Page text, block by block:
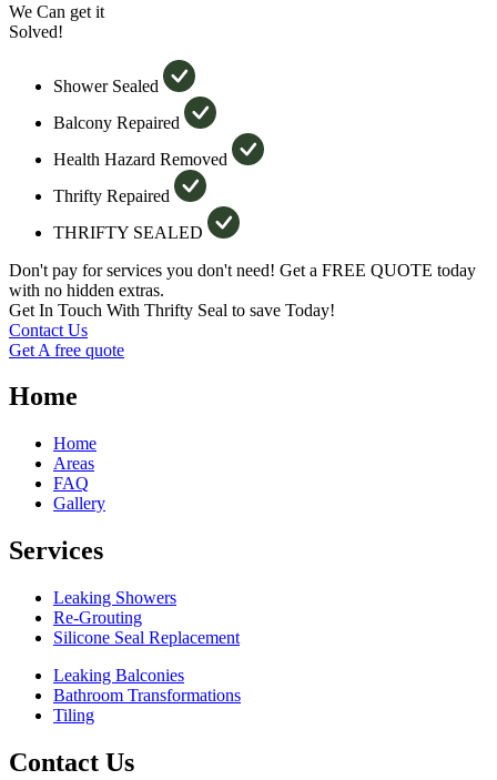
We Can get it
Solved!
Shower Sealed
Balcony Repaired
Health Hazard Removed
Thrifty Repaired
THRIFTY SEALED
Don't pay for services you don't need! Get a FREE QUOTE today
with no hidden extras.
Get In Touch With Thrifty Seal to save Today!
Contact Us
Get A free quote
Home
Home
Areas
FAQ
Gallery
Services
Leaking Showers
Re-Grouting
Silicone Seal Replacement
Leaking Balconies
Bathroom Transformations
Tiling
Contact Us